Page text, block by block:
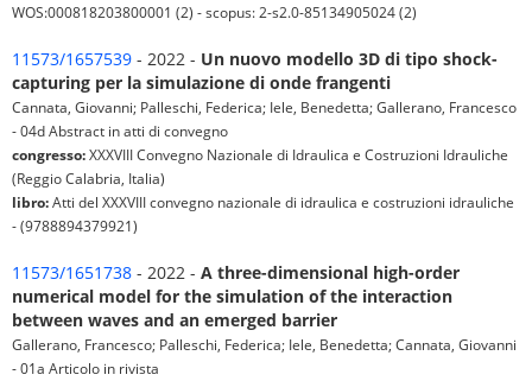
WOS:000818203800001 (2) - scopus: 2-s2.0-85134905024 (2)
11573/1657539 - 2022 - Un nuovo modello 3D di tipo shock-
capturing per la simulazione di onde frangenti
Cannata, Giovanni; Palleschi, Federica; Iele, Benedetta; Gallerano, Francesco
- 04d Abstract in atti di convegno
congresso:XXXVIII Convegno Nazionale di Idraulica e Costruzioni Idrauliche
(Reggio Calabria, Italia)
libro:Atti del XXXVIII convegno nazionale di idraulica e costruzioni idrauliche
- (9788894379921)
11573/1651738 - 2022 - A three-dimensional high-order
numerical model for the simulation of the interaction
between waves and an emerged barrier
Gallerano, Francesco; Palleschi, Federica; Iele, Benedetta; Cannata, Giovanni
- 01a Articolo in rivista